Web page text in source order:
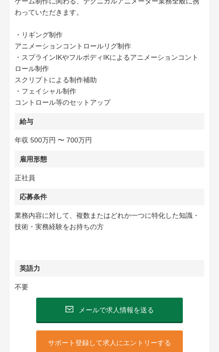
わっていただきます。
・リギング制作
アニメーションコントロールリグ制作
・スプラインIKやフルボディIKによるアニメーションコント
ロール制作
スクリプトによる制作補助
・フェイシャル制作
コントロール等のセットアップ
給与
年収 500万円 〜 700万円
雇用形態
正社員
応募条件
業務内容に対して、複数またはどれか一つに特化した知識・
技術・実務経験をお持ちの方
英語力
不要
メールで求人情報を送る
サポート登録して求人にエントリーする